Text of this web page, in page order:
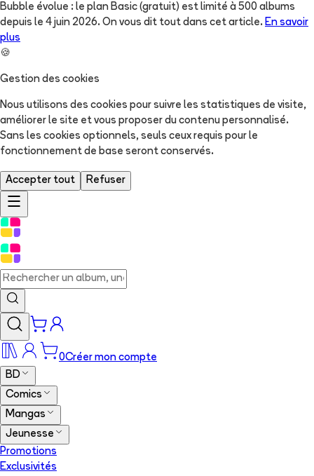
Bubble évolue : le plan Basic (gratuit) est limité à 500 albums
depuis le 4 juin 2026. On vous dit tout dans cet article. En savoir
plus
🍪
Gestion des cookies
Nous utilisons des cookies pour suivre les statistiques de visite,
améliorer le site et vous proposer du contenu personnalisé.
Sans les cookies optionnels, seuls ceux requis pour le
fonctionnement de base seront conservés.
Accepter tout Refuser
0Créer mon compte
BD
Comics
Mangas
Jeunesse
Promotions
Exclusivités